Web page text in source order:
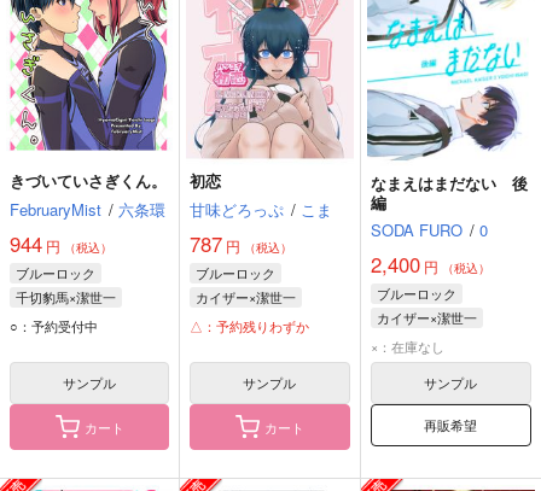
きづいていさぎくん。
FebruaryMist / 六条環
944 円 （税込）
ブルーロック
千切豹馬×潔世一
千切豹馬
潔世一
○：予約受付中
サンプル
カート
初恋
甘味どろっぷ / こま
787 円 （税込）
ブルーロック
カイザー×潔世一
ミヒャエル・カイザー
△：予約残りわずか
サンプル
カート
なまえはまだない 後
編
SODA FURO / 0
2,400円 （税込）
ブルーロック
カイザー×潔世一
ミヒャエル・カイザー
潔世一
×：在庫なし
サンプル
再販希望